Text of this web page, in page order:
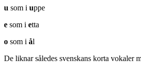
u som i uppe
e som i etta
o som i ål
De liknar således svenskans korta vokaler